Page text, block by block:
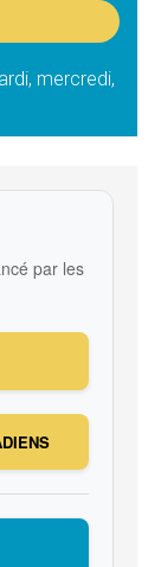
mercredi,
par les